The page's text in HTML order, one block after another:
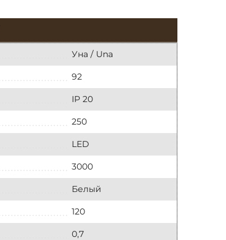
Уна / Una
92
IP 20
250
LED
3000
Белый
120
0,7